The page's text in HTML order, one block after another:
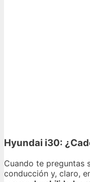
Hyundai i30:
Cuando te preguntas
conducción y, claro,